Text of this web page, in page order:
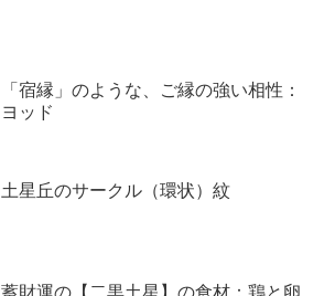
「宿縁」のような、ご縁の強い相性：
ヨッド
土星丘のサークル（環状）紋
蓄財運の【二黒土星】の食材：鶏と卵